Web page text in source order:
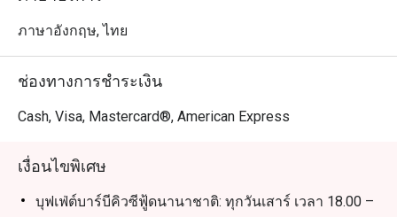
ภาษาอังกฤษ, ไทย
ช่องทางการชำระเงิน
Cash, Visa, Mastercard®, American Express
เงื่อนไขพิเศษ
บุฟเฟ่ต์บาร์บีคิวซีฟู้ดนานาชาติ: ทุกวันเสาร์ เวลา 18.00 –